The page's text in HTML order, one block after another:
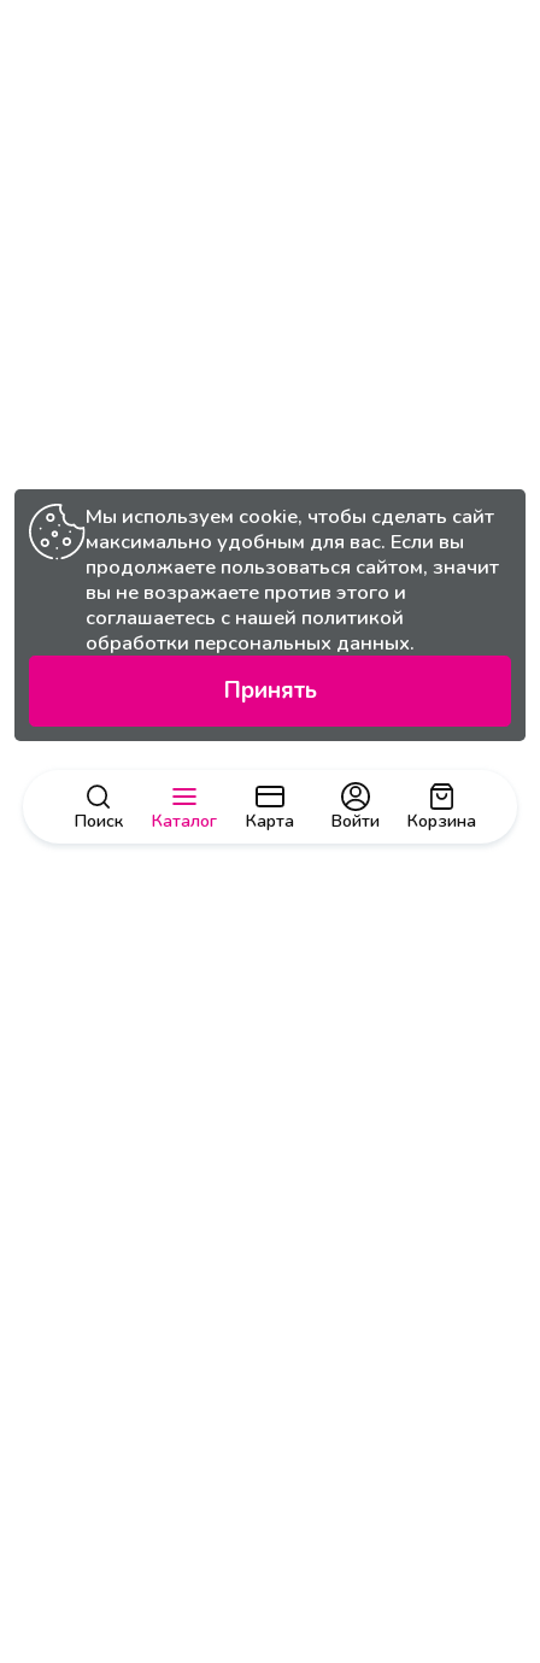
Поиск Каталог Карта Корзина
Войти
Мы используем cookie, чтобы сделать сайт
максимально удобным для вас. Если вы
продолжаете пользоваться сайтом, значит
вы не возражаете против этого и
соглашаетесь с нашей политикой
обработки персональных данных.
Принять